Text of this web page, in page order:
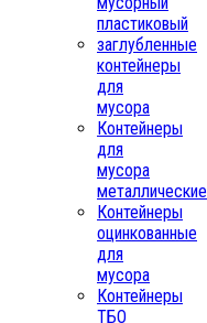
пластиковый
заглубленные
контейнеры
для
мусора
Контейнеры
для
мусора
металлические
Контейнеры
оцинкованные
для
мусора
Контейнеры
ТБО